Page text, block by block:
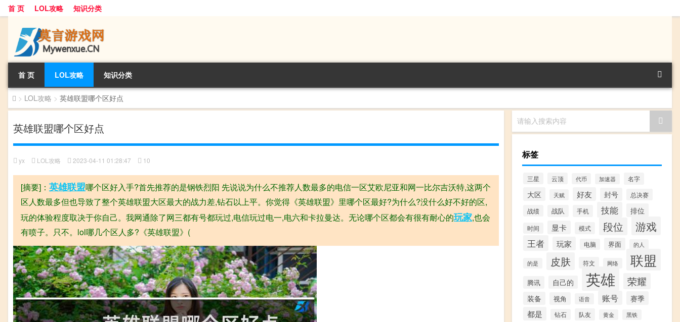
首 页 LOL攻略 知识分类
首 页 LOL攻略 知识分类
> LOL攻略 > 英雄联盟哪个区好点
英雄联盟哪个区好点
yx LOL攻略 2023-04-11 01:28:47 10
[摘要]： 英雄联盟哪个区好入手?首先推荐的是钢铁烈阳 先说说为什么不推荐人数最多的电信一区艾欧尼亚和网一比尔吉沃特,这两个
区人数最多但也导致了整个英雄联盟大区最大的战力差,钻石以上平。你觉得《英雄联盟》里哪个区最好?为什么?没什么好不好的区,
玩的体验程度取决于你自己。我网通除了网三都有号都玩过,电信玩过电一,电六和卡拉曼达。无论哪个区都会有很有耐心的玩家,也会
有喷子。只不。lol哪几个区人多?《英雄联盟》(
请输入搜索内容
标签
三星 云顶 代币 加速器 名字
大区 天赋 好友 封号
总决赛
战绩
战队 手机 技能 排位
时间 显卡 模式 段位 游戏
王者 玩家 电脑 界面 的人
的是 皮肤 符文 网络 联盟
腾讯 自己的 英雄 荣耀
装备 视角 语音 账号
赛季
都是
钻石 队友 黄金 黑铁